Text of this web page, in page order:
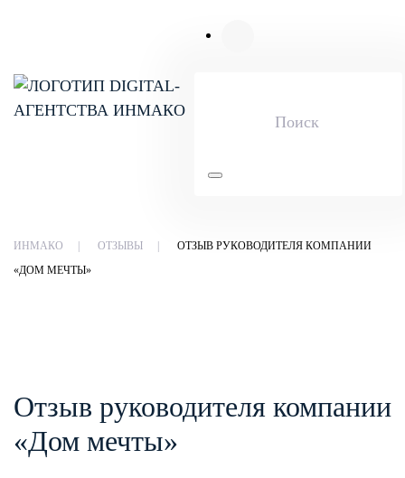
ИНМАКО ОТЗЫВЫ
ОТЗЫВ РУКОВОДИТЕЛЯ КОМПАНИИ
«ДОМ МЕЧТЫ»
Отзыв руководителя компании
«Дом мечты»